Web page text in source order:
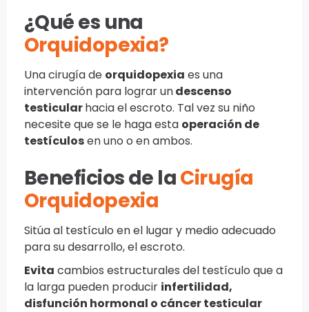
¿Qué es una
Orquidopexia?
Una cirugía de orquidopexia es una
intervención para lograr undescenso
testicularhacia el escroto. Tal vez su niño
necesite que se le haga esta operación de
testículosen uno o en ambos.
Beneficios de laCirugía
Orquidopexia
Sitúa al testículo en el lugar y medio adecuado
para su desarrollo, el escroto.
Evita cambios estructurales del testículo que a
la larga pueden producir infertilidad,
disfunción hormonal o cáncer testicular